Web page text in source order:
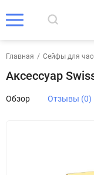
Главная / Сейфы для
Аксессуар
Обзор Отзывы (0)